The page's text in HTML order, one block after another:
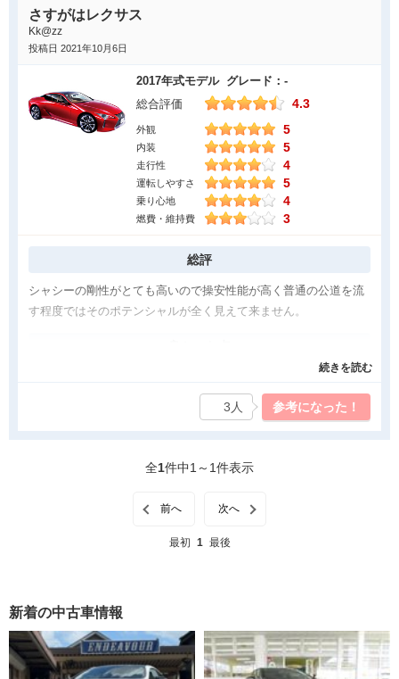
さすがはレクサス
Kk@zz
投稿日 2021年10月6日
2017年式モデル グレード：-
総合評価
4.3
外観 5
内装 5
走行性 4
運転しやすさ 5
乗り心地 4
燃費・維持費 3
総評
シャシーの剛性がとても高いので操安性能が高く普通の公道を流
す程度ではそのポテンシャルが全く見えて来ません。
足周りの剛性感はとても素晴らしいと思います。軽量化もされて
内装は大変豪華ですが遮音材も多用されているようで重量にかな
続きを読む
参考になった！
3人
全1件中1～1件表示
最初 1 最後
前へ 次へ
新着の中古車情報